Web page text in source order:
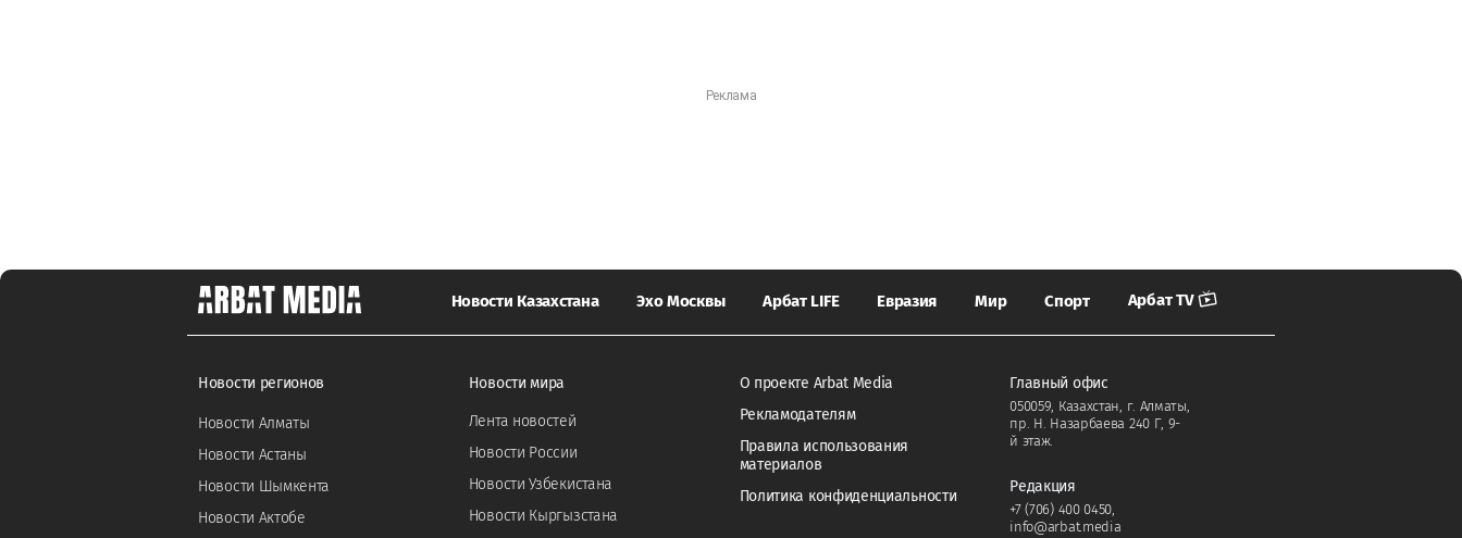
Новости Казахстана Эхо Москвы Арбат LIFE Евразия Мир Спорт Арбат TV
Новости регионов
Новости Алматы
Новости Астаны
Новости Шымкента
Новости Актобе
Новости мира
Лента новостей
Новости России
Новости Узбекистана
Новости Кыргызстана
О проекте Arbat Media
Рекламодателям
Правила использования
материалов
Политика конфиденциальности
Главный офис
050059, Казахстан, г. Алматы,
пр. Н. Назарбаева 240 Г, 9-
й этаж.
Редакция
+7 (706) 400 0450,
info@arbat.media